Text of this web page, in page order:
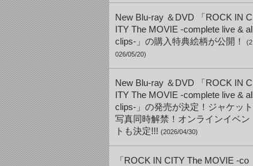
New Blu-ray ＆DVD 「ROCK IN C
ITY The MOVIE -complete live & all
clips-」の購入特典絵柄が公開！
(2
026/05/20)
New Blu-ray ＆DVD 「ROCK IN C
ITY The MOVIE -complete live & all
clips-」の発売が決定！ジャケット
写真同時解禁！オンラインイベン
トも決定!!! (2026/04/30)
「ROCK IN CITY The MOVIE -co